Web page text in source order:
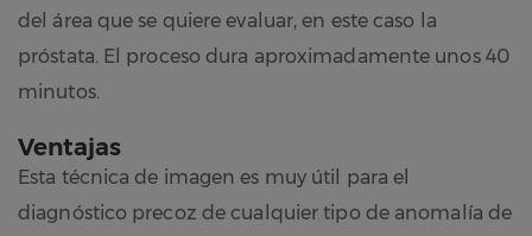
del área que se quiere evaluar, en este caso la
próstata. El proceso dura aproximadamente unos 40
minutos.
Ventajas
Esta técnica de imagen es muy útil para el
diagnóstico precoz de cualquier tipo de anomalía de